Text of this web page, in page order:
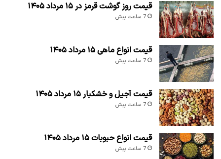
قیمت روز گوشت قرمز در ۱۵ مرداد ۱۴۰۵
7 ساعت پیش
قیمت انواع ماهی ۱۵ مرداد ۱۴۰۵
7 ساعت پیش
قیمت آجیل و خشکبار ۱۵ مرداد ۱۴۰۵
7 ساعت پیش
قیمت انواع حبوبات ۱۵ مرداد ۱۴۰۵
7 ساعت پیش